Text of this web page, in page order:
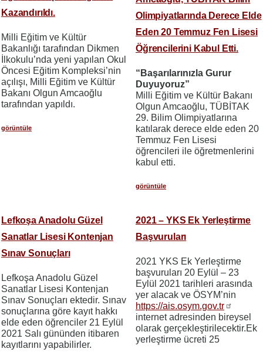
Kazandırıldı.
Milli Eğitim ve Kültür
Bakanlığı tarafından Dikmen
İlkokulu’nda yeni yapılan Okul
Öncesi Eğitim Kompleksi’nin
açılışı, Milli Eğitim ve Kültür
Bakanı Olgun Amcaoğlu
tarafından yapıldı.
görüntüle
Olimpiyatlarında Derece Elde
Eden 20 Temmuz Fen Lisesi
Öğrencilerini Kabul Etti.
“Başarılarınızla Gurur
Duyuyoruz”
Milli Eğitim ve Kültür Bakanı
Olgun Amcaoğlu, TÜBİTAK
29. Bilim Olimpiyatlarına
katılarak derece elde eden 20
Temmuz Fen Lisesi
öğrencileri ile öğretmenlerini
kabul etti.
görüntüle
Lefkoşa Anadolu Güzel
Sanatlar Lisesi Kontenjan
Sınav Sonuçları
Lefkoşa Anadolu Güzel
Sanatlar Lisesi Kontenjan
Sınav Sonuçları ektedir. Sınav
sonuçlarına göre kayıt hakkı
elde eden öğrenciler 21 Eylül
2021 Salı gününden itibaren
kayıtlarını yapabilirler.
2021 – YKS Ek Yerleştirme
Başvuruları
2021 YKS Ek Yerleştirme
başvuruları 20 Eylül – 23
Eylül 2021 tarihleri arasında
yer alacak ve ÖSYM’nin
https://ais.osym.gov.tr
internet adresinden bireysel
olarak gerçekleştirilecektir.Ek
yerleştirme ücreti 25